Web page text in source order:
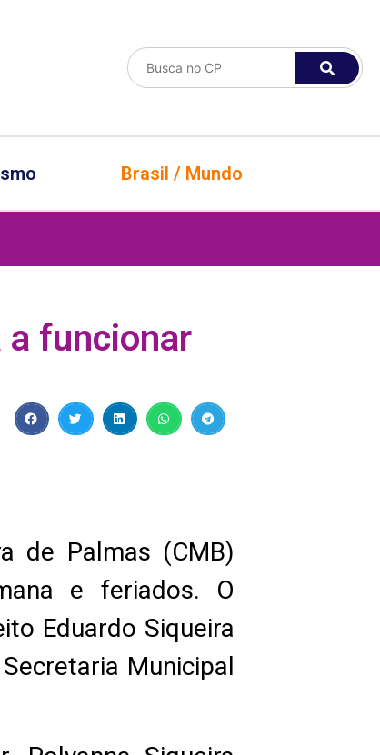
Brasil / Mundo
a funcionar
de Palmas (CMB)
e feriados. O
Eduardo Siqueira
Municipal